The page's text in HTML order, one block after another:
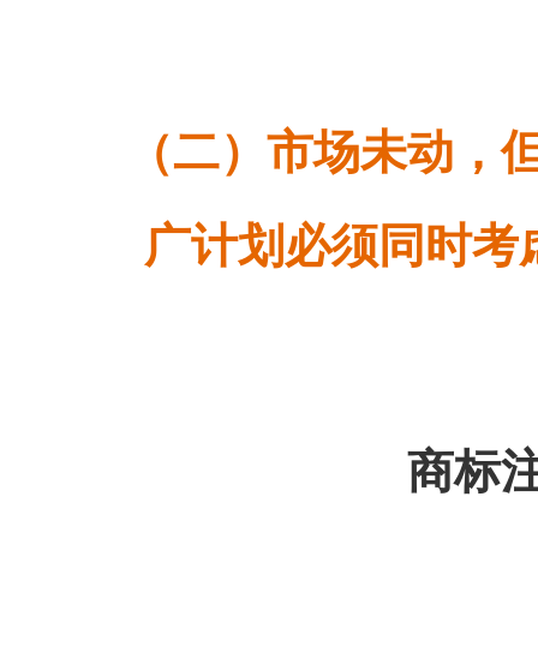
（二）市场未动，
广计划必须同时
商标